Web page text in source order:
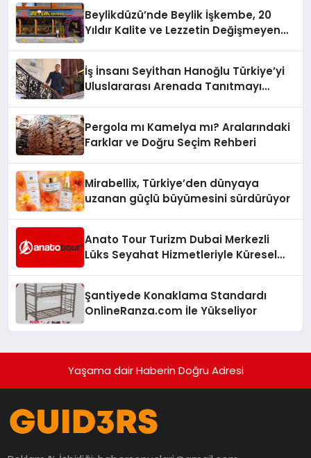
Beylikdüzü’nde Beylik İşkembe, 20
Yıldır Kalite ve Lezzetin Değişmeyen
İş İnsanı Seyithan Hanoğlu Türkiye’yi
Uluslararası Arenada Tanıtmayı
Pergola mı Kamelya mı? Aralarındaki
Farklar ve Doğru Seçim Rehberi
Mirabellix, Türkiye’den dünyaya
uzanan güçlü büyümesini sürdürüyor
Anato Tour Turizm Dubai Merkezli
Lüks Seyahat Hizmetleriyle Küresel
Şantiyede Konaklama Standardı
OnlineRanza.com İle Yükseliyor
Yaşama dair Haberin Doğru Adresi